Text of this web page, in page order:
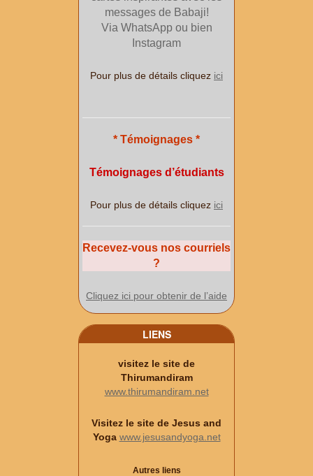
messages de Babaji!
Via WhatsApp ou bien
Instagram
Pour plus de détails cliquez ici
* Témoignages *
Témoignages d’étudiants
Pour plus de détails cliquez ici
Recevez-vous nos courriels
?
Cliquez ici pour obtenir de l’aide
LIENS
visitez le site de
Thirumandiram
www.thirumandiram.net
Visitez le site de Jesus and
Yoga www.jesusandyoga.net
Autres liens